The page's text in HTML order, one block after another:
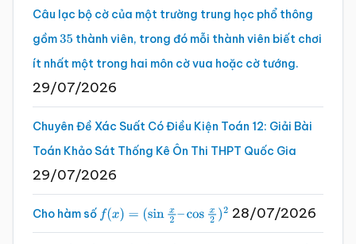
Câu lạc bộ cờ của một trường trung học phổ thông
gồm35 thành viên, trong đó mỗi thành viên biết chơi
ít nhất một trong hai môn cờ vua hoặc cờ tướng.
29/07/2026
Chuyên Đề Xác Suất Có Điều Kiện Toán 12: Giải Bài
Toán Khảo Sát Thống Kê Ôn Thi THPT Quốc Gia
29/07/2026
Cho hàm số f(x)=(sinx2 –cosx2 )2 28/07/2026